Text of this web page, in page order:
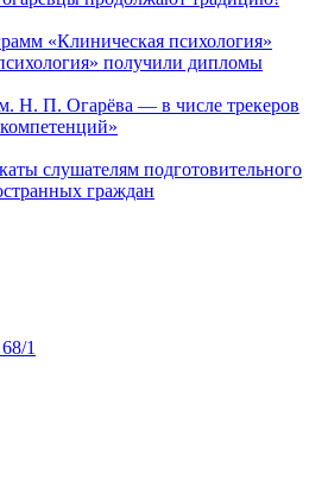
«Клиническая психология»
получили дипломы
Н. П. Огарёва — в числе трекеров
слушателям подготовительного
граждан
1